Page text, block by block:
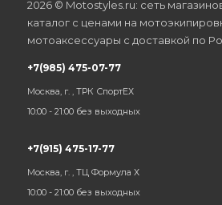
2026 © Motostyles.ru: сеть
каталог с ценами на
мотоаксессуары с доставкой по
+7(985) 475-07-77
Москва, г. , ТРК СпортЕХ
10:00 - 21:00 без выходных
+7(915) 475-17-77
Москва, г. , ТЦ Формула Х
10:00 - 21:00 без выходных